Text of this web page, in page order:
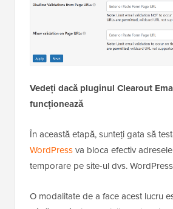
Vedeți dacă pluginul Clearout
funcționează
În această etapă, sunteți gata să
WordPressva bloca efectiv
temporare pe site-ul dvs.
O modalitate de a face acest lucru